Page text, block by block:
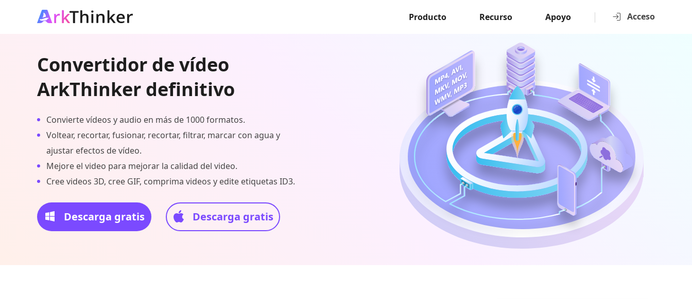
Acceso
Producto Recurso Apoyo
Convertidor de vídeo
ArkThinker definitivo
Convierte vídeos y audio en más de 1000 formatos.
Voltear, recortar, fusionar, recortar, filtrar, marcar con agua y
ajustar efectos de vídeo.
Mejore el video para mejorar la calidad del video.
Cree videos 3D, cree GIF, comprima videos y edite etiquetas ID3.
Descarga gratis Descarga gratis